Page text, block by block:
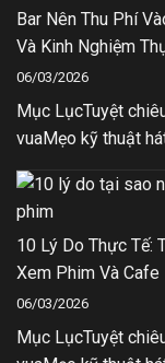
Bar Nên Thu Phí
Và Kinh Nghiệm
06/03/2026
Mục LụcTuyệt
vuaMẹo kỹ thuật
10 Lý Do Thực Tế:
Xem Phim Và Cafe
06/03/2026
Mục LụcTuyệt